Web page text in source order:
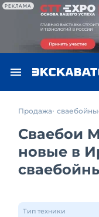
РЕКЛАМА
Продажа
Сваебои
новые в
Тип техники